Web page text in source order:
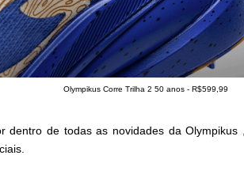
Olympikus Corre Trilha 2 50 anos - R$599,99
dentro de todas as novidades da